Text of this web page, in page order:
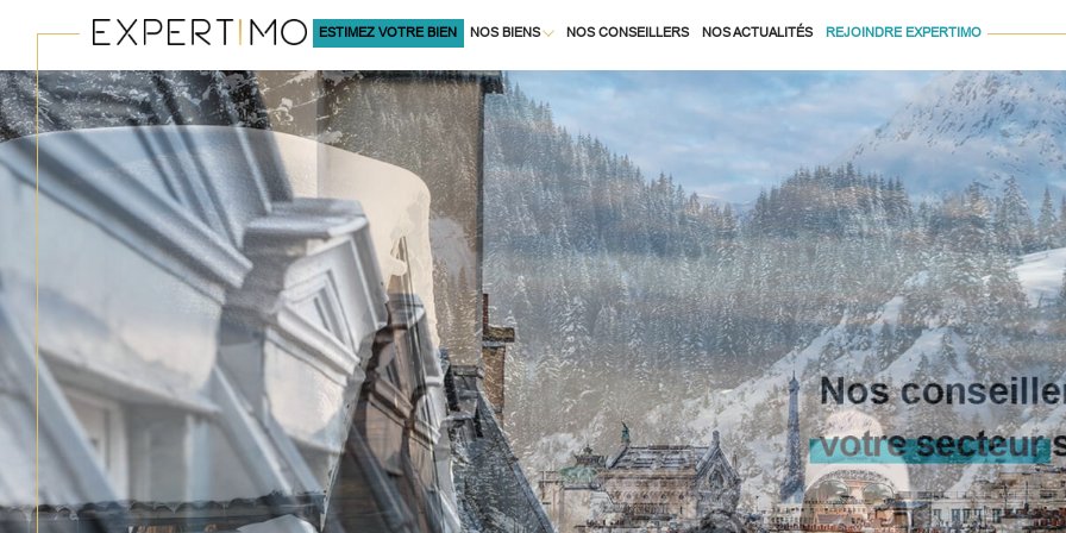
ESTIMEZ VOTRE BIEN NOS BIENS
À LA VENTE À LA LOCATION
NOS CONSEILLERS NOS ACTUALITÉS REJOINDRE EXPERTIMO
Acheter
de l'ancien
du neuf
de l'immo pro
Louer
à l'année
en saisonnier
de l'immo pro
TYPE DE BIEN BUDGET
Voir les12898annonces